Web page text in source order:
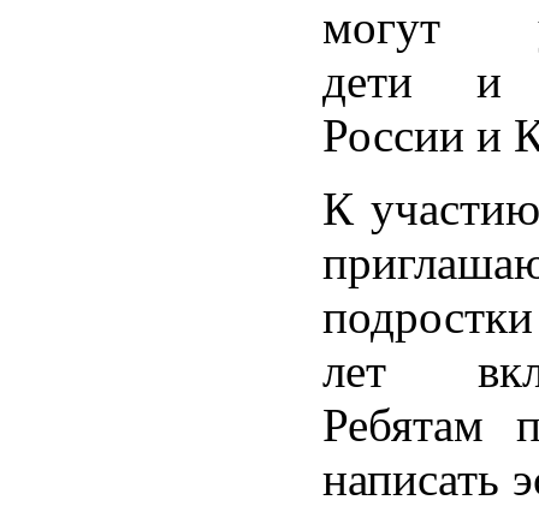
могут
дети и
России и
К
лет
Ребятам
написать